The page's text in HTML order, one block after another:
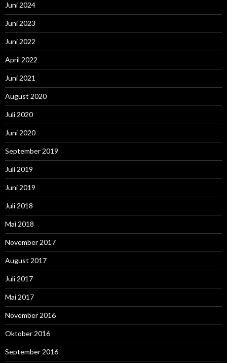
Juni 2024
Juni 2023
Juni 2022
April 2022
Juni 2021
August 2020
Juli 2020
Juni 2020
September 2019
Juli 2019
Juni 2019
Juli 2018
Mai 2018
November 2017
August 2017
Juli 2017
Mai 2017
November 2016
Oktober 2016
September 2016